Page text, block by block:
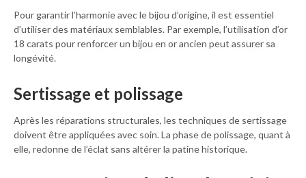
Pour garantir l’harmonie avec le bijou d’origine, il est essentiel
d’utiliser des matériaux semblables. Par exemple, l’utilisation d’or
18 carats pour renforcer un bijou en or ancien peut assurer sa
longévité.
Sertissage et polissage
Après les réparations structurales, les techniques de sertissage
doivent être appliquées avec soin. La phase de polissage, quant à
elle, redonne de l’éclat sans altérer la patine historique.